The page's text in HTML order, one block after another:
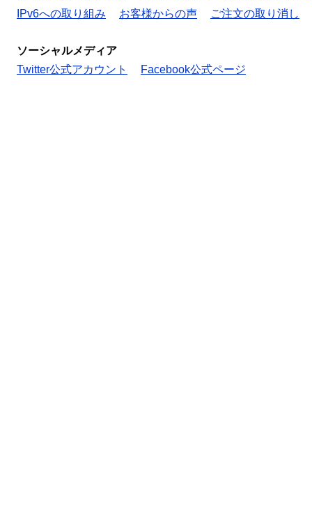
IPv6への取り組み
お客様からの声 ご注文の取り消し
ソーシャルメディア
Twitter公式アカウント
Facebook公式ページ